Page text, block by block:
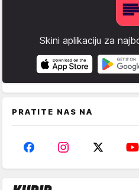
Skini aplikaciju za
PRATITE NAS NA